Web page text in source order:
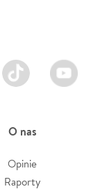
TikTok Youtube
O nas
Opinie
Raporty